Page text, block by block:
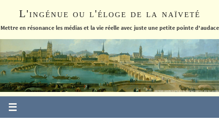
le
L'ingénue ou l'éloge de la naïveté
Mettre en résonance les médias et la vie réelle avec juste une petite pointe d'audace